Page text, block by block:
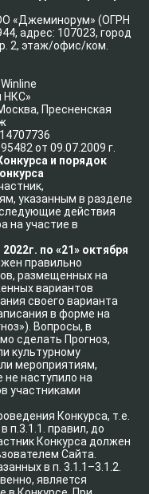
«Джеминорум» (ОГРН
адрес: 107023, город
2, этаж/офис/ком.
НКС»
Пресненская
от 09.07.2009 г.
и порядок
указанным в разделе
действия
на участие в
по «21» октября
правильно
размещенных на
вариантов
своего варианта
в форме на
Вопросы, в
сделать Прогноз,
культурному
мероприятиям,
наступило на
участниками
Конкурса, т.е.
п.3.1.1. правил, до
Конкурса должен
Сайта.
в п. 3.1.1–3.1.2.
является